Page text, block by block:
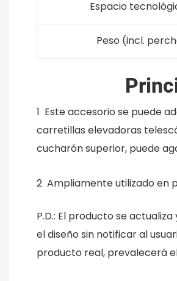
Espacio
Peso (incl.
1 Este accesorio se puede
carretillas elevadoras
cucharón superior, puede
2 Ampliamente utilizado en
P.D.: El producto se
el diseño sin notificar al
producto real, prevalecerá